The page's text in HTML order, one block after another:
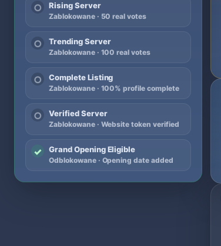
○ Rising Server
Zablokowane · 50 real votes
○ Trending Server
Zablokowane · 100 real votes
○ Complete Listing
Zablokowane · 100% profile complete
○ Verified Server
Zablokowane · Website token verified
✓ Grand Opening Eligible
Odblokowane · Opening date added